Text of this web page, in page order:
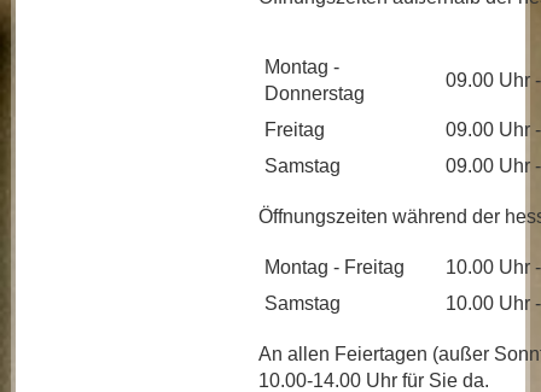
Montag -
Donnerstag
09.00 Uhr
Freitag
09.00 Uhr
Samstag
09.00 Uhr
Öffnungszeiten während der
Montag - Freitag
10.00 Uhr
Samstag
10.00 Uhr
An allen Feiertagen (außer
10.00-14.00 Uhr für Sie da.